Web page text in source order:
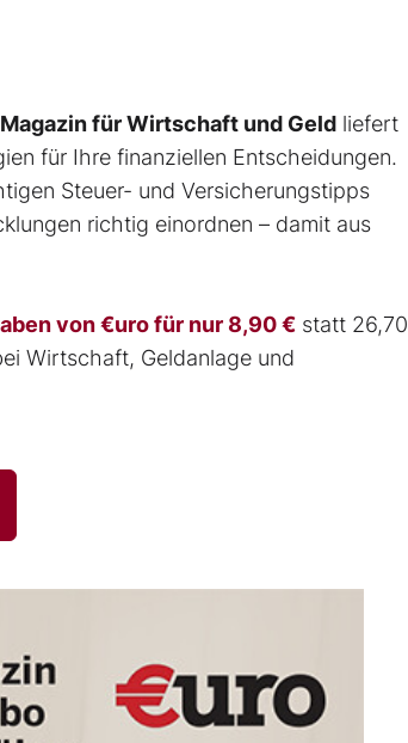
für Wirtschaft und Geld liefert
für Ihre finanziellen Entscheidungen.
Steuer- und Versicherungstipps
richtig einordnen – damit aus
von €uro für nur 8,90 € statt 26,70
Wirtschaft, Geldanlage und